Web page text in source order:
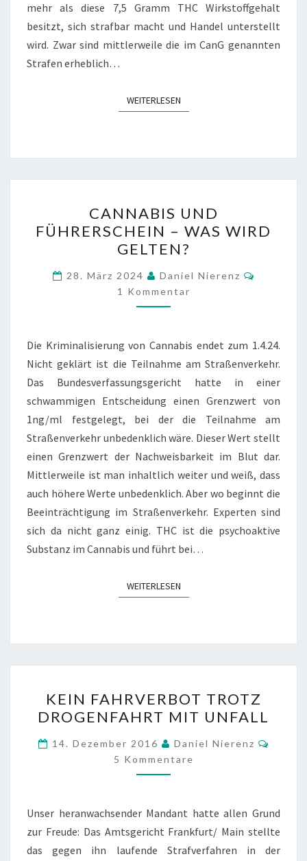
mehr als diese 7,5 Gramm THC Wirkstoffgehalt
besitzt, sich strafbar macht und Handel unterstellt
wird. Zwar sind mittlerweile die im CanG genannten
Strafen erheblich…
WEITERLESENWEITERLESEN
UND
FÜHRERSCHEIN
–
WAS
WIRD
GELTEN?
CANNABIS UND
FÜHRERSCHEIN – WAS WIRD
GELTEN?
28. März 2024 Daniel Nierenz
1 Kommentar
Die Kriminalisierung von Cannabis endet zum 1.4.24.
Nicht geklärt ist die Teilnahme am Straßenverkehr.
Das Bundesverfassungsgericht hatte in einer
schwammigen Entscheidung einen Grenzwert von
1ng/ml festgelegt, bei der die Teilnahme am
Straßenverkehr unbedenklich wäre. Dieser Wert stellt
einen Grenzwert der Nachweisbarkeit im Blut dar.
Mittlerweile ist man inhaltlich weiter und weiß, dass
auch höhere Werte unbedenklich. Aber wo beginnt die
Beeinträchtigung im Straßenverkehr. Experten sind
sich da nicht ganz einig. THC ist die psychoaktive
Substanz im Cannabis und führt bei…
WEITERLESENWEITERLESEN
FAHRVERBOT
TROTZ
DROGENFAHRT
MIT
UNFALL
KEIN FAHRVERBOT TROTZ
DROGENFAHRT MIT UNFALL
14. Dezember 2016 Daniel Nierenz
5 Kommentare
Unser heranwachsender Mandant hatte allen Grund
zur Freude: Das Amtsgericht Frankfurt/ Main stellte
das gegen ihn laufende Strafverfahren in der